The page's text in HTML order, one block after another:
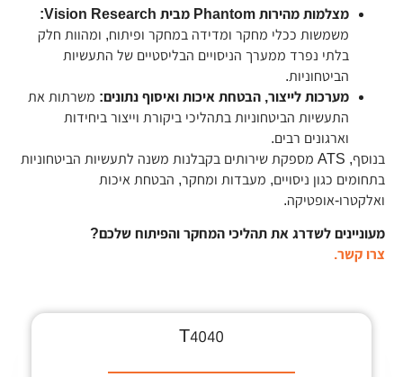
מצלמות מהירות Phantom מבית Vision Research:
משמשות ככלי מחקר ומדידה במחקר ופיתוח, ומהוות חלק
בלתי נפרד ממערך הניסויים הבליסטיים של התעשיות
הביטחוניות.
מערכות לייצור, הבטחת איכות ואיסוף נתונים: משרתות את
התעשיות הביטחוניות בתהליכי ביקורת וייצור ביחידות
וארגונים רבים.
בנוסף, ATS מספקת שירותים בקבלנות משנה לתעשיות הביטחוניות
בתחומים כגון ניסויים, מעבדות ומחקר, הבטחת איכות
ואלקטרו-אופטיקה.
מעוניינים לשדרג את תהליכי המחקר והפיתוח שלכם?
צרו קשר.
T4040